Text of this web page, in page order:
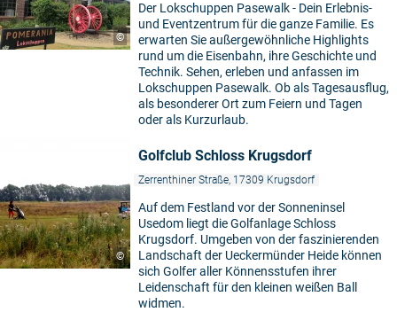
©
Der Lokschuppen Pasewalk - Dein Erlebnis-
und Eventzentrum für die ganze Familie. Es
erwarten Sie außergewöhnliche Highlights
rund um die Eisenbahn, ihre Geschichte und
Technik. Sehen, erleben und anfassen im
Lokschuppen Pasewalk. Ob als Tagesausflug,
als besonderer Ort zum Feiern und Tagen
oder als Kurzurlaub.
©
Golfclub Schloss Krugsdorf
Zerrenthiner Straße, 17309 Krugsdorf
Auf dem Festland vor der Sonneninsel
Usedom liegt die Golfanlage Schloss
Krugsdorf. Umgeben von der faszinierenden
Landschaft der Ueckermünder Heide können
sich Golfer aller Könnensstufen ihrer
Leidenschaft für den kleinen weißen Ball
widmen.